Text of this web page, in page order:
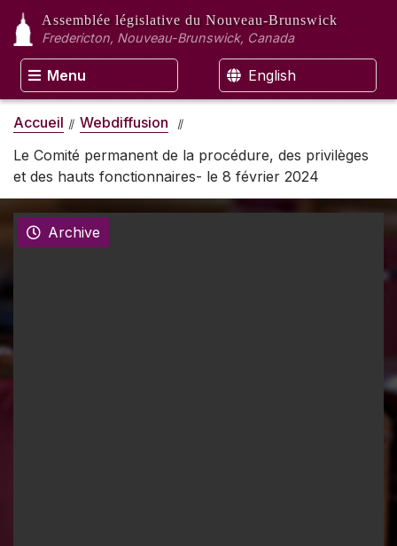
Assemblée législative du Nouveau-Brunswick
Fredericton, Nouveau-Brunswick, Canada
Menu English
Accueil
Webdiffusion
Le Comité permanent de la procédure, des privilèges
et des hauts fonctionnaires- le 8 février 2024
Archive